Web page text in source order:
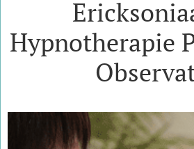
Hypnotherapie